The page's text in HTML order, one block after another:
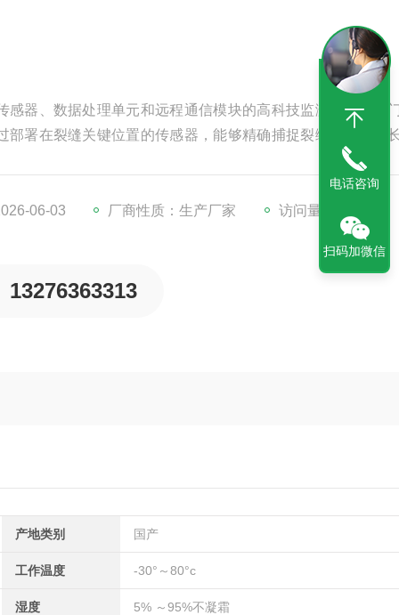
感器、数据处理单元和远程通信模块的高科技监测设备，专
部署在裂缝关键位置的传感器，能够精确捕捉裂缝的宽度、
监测数据进行实时分析。同时，裂缝监测站设备具备远程
端，供管理人员进行查看和分析，从而实现对裂缝变化的精
06-03
厂商性质：生产厂家 访问量：802
13276363313
产地类别 国产
工作温度 -30°～80°c
湿度 5% ～95%不凝霜
电话咨询
扫码加微信